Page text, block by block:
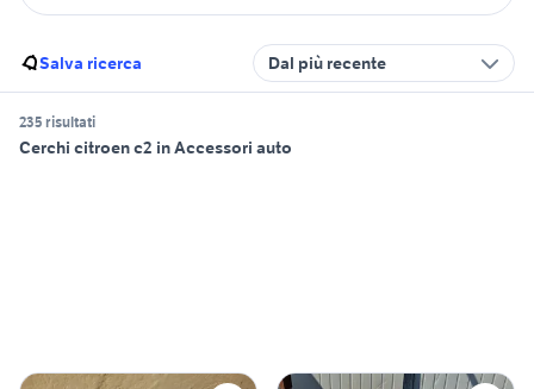
Salva ricerca Dal più recente
235 risultati
Cerchi citroen c2 in Accessori auto